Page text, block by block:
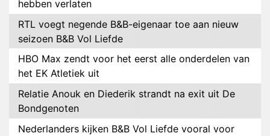
hebben verlaten
RTL voegt negende B&B-eigenaar toe aan nieuw
seizoen B&B Vol Liefde
HBO Max zendt voor het eerst alle onderdelen van
het EK Atletiek uit
Relatie Anouk en Diederik strandt na exit uit De
Bondgenoten
Nederlanders kijken B&B Vol Liefde vooral voor